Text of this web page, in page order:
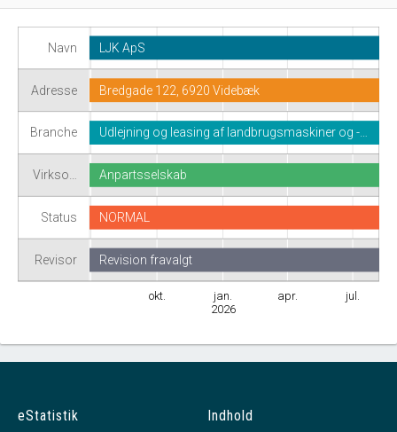
Navn
Adresse
Branche
Virkso…
Status
Revisor
okt.
jan.
2026
apr. jul.
LJK ApS
Bredgade 122, 6920 Videbæk
Udlejning og leasing af landbrugsmaskiner og -…
Anpartsselskab
NORMAL
Revision fravalgt
eStatistik Indhold